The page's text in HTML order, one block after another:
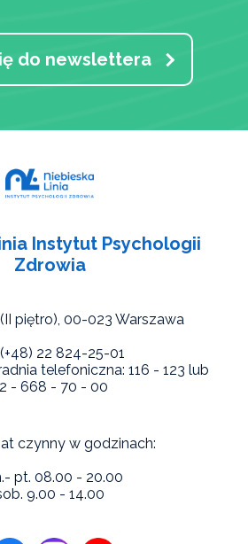
do newslettera
Instytut Psychologii
Zdrowia
piętro), 00-023 Warszawa
22 824-25-01
telefoniczna: 116 - 123 lub
- 668 - 70 - 00
czynny w godzinach:
pt. 08.00 - 20.00
9.00 - 14.00